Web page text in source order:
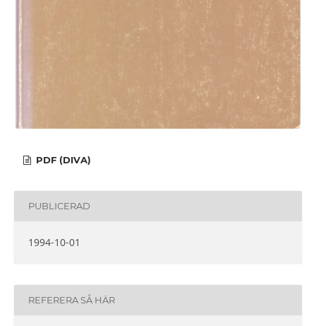
PDF (DIVA)
PUBLICERAD
1994-10-01
REFERERA SÅ HÄR